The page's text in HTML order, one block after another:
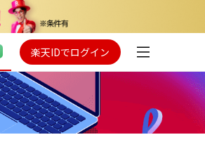
楽天IDでログイン